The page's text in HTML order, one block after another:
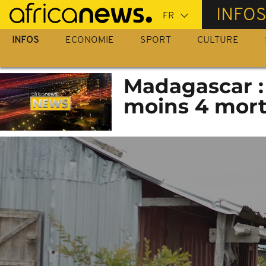
Passer
au
contenu
INFOS
INFOS ECONOMIE SPORT CULTURE
Madagascar
moins 4